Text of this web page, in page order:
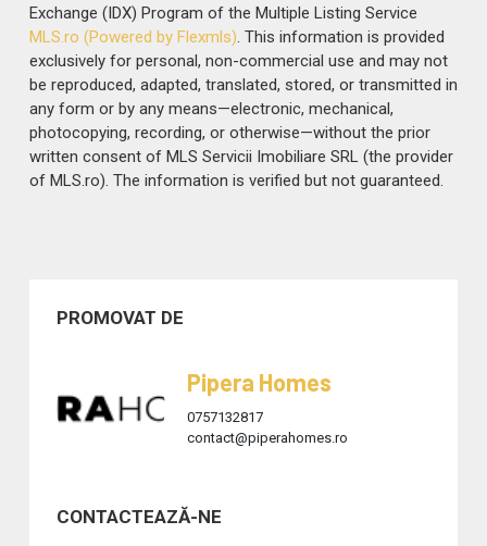
Exchange (IDX) Program of the Multiple Listing Service
MLS.ro (Powered by Flexmls) . This information is provided
exclusively for personal, non-commercial use and may not
be reproduced, adapted, translated, stored, or transmitted in
any form or by any means—electronic, mechanical,
photocopying, recording, or otherwise—without the prior
written consent of MLS Servicii Imobiliare SRL (the provider
of MLS.ro). The information is verified but not guaranteed.
PROMOVAT DE
Pipera Homes
0757132817
contact@piperahomes.ro
CONTACTEAZĂ-NE